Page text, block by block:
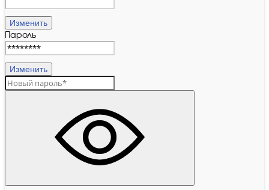
Изменить
Пароль
Изменить